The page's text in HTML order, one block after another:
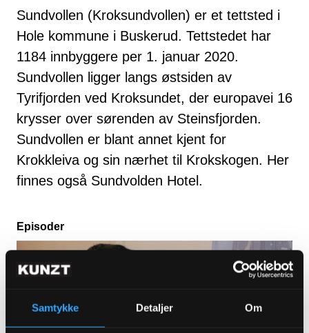
Samtykke Detaljer Om
Sundvollen (Kroksundvollen) er et tettsted i
Hole kommune i Buskerud. Tettstedet har
1184 innbyggere per 1. januar 2020.
Sundvollen ligger langs østsiden av
Tyrifjorden ved Kroksundet, der europavei 16
krysser over sørenden av Steinsfjorden.
Sundvollen er blant annet kjent for
Krokkleiva og sin nærhet til Krokskogen. Her
finnes også Sundvolden Hotel.
Episoder